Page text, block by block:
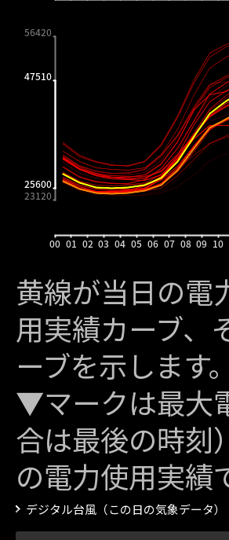
黄線が当日の電
用実績カーブ、
ーブを示します
▼マークは最大
合は最後の時刻
の電力使用実績
デジタル台風（この日の気象データ）